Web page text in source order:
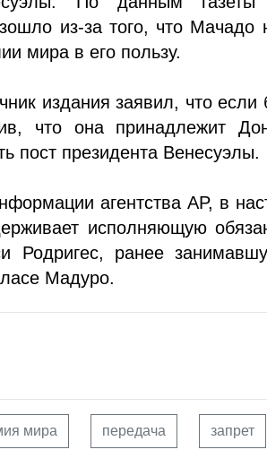
из-за того, что Мачадо
мира в его пользу.
издания заявил, что
что она принадлежит
пост президента Венесуэлы.
агентства AP, в
исполняющую
Родригес, ранее
Мадуро.
мира передача запрет